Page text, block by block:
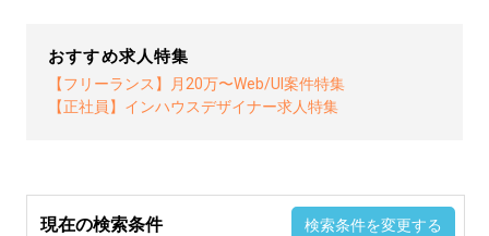
おすすめ求人特集
【フリーランス】月20万〜Web/UI案件特集
【正社員】インハウスデザイナー求人特集
現在の検索条件 検索条件を変更する